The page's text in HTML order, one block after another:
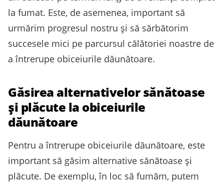
la fumat. Este, de asemenea, important să
urmărim progresul nostru și să sărbătorim
succesele mici pe parcursul călătoriei noastre de
a întrerupe obiceiurile dăunătoare.
Găsirea alternativelor sănătoase
și plăcute la obiceiurile
dăunătoare
Pentru a întrerupe obiceiurile dăunătoare, este
important să găsim alternative sănătoase și
plăcute. De exemplu, în loc să fumăm, putem